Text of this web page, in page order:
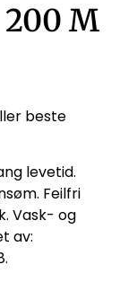
M
beste
levetid.
Feilfri
Vask- og
av: